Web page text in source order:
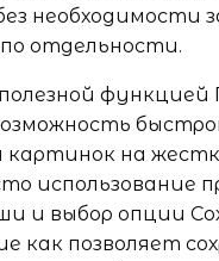
необходимости
отдельности.
функцией
картинок на
использование
и выбор опции
как позволяет